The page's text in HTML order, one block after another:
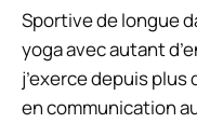
Sportive de longue
yoga avec autant
j’exerce depuis
en communication